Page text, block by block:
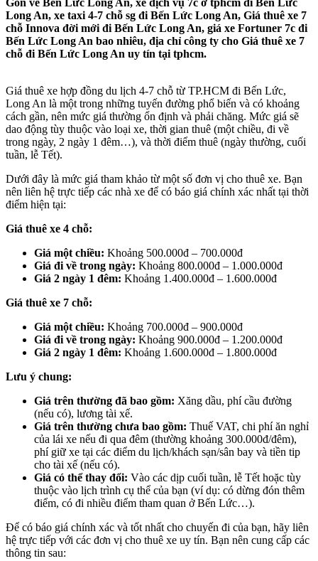
Gòn về Bến Lức Long An, xe dịch vụ 7c ở tphcm đi Bến Lức
Long An, xe taxi 4-7 chỗ sg đi Bến Lức Long An, Giá thuê xe 7
chỗ Innova đời mới đi Bến Lức Long An, giá xe Fortuner 7c đi
Bến Lức Long An bao nhiêu, địa chỉ công ty cho Giá thuê xe 7
chỗ đi Bến Lức Long An uy tín tại tphcm.
Giá thuê xe hợp đồng du lịch 4-7 chỗ từ TP.HCM đi Bến Lức,
Long An là một trong những tuyến đường phổ biến và có khoảng
cách gần, nên mức giá thường ổn định và phải chăng. Mức giá sẽ
dao động tùy thuộc vào loại xe, thời gian thuê (một chiều, đi về
trong ngày, 2 ngày 1 đêm…), và thời điểm thuê (ngày thường, cuối
tuần, lễ Tết).
Dưới đây là mức giá tham khảo từ một số đơn vị cho thuê xe. Bạn
nên liên hệ trực tiếp các nhà xe để có báo giá chính xác nhất tại thời
điểm hiện tại:
Giá thuê xe 4 chỗ:
Giá một chiều: Khoảng 500.000đ – 700.000đ
Giá đi về trong ngày: Khoảng 800.000đ – 1.000.000đ
Giá 2 ngày 1 đêm: Khoảng 1.400.000đ – 1.600.000đ
Giá thuê xe 7 chỗ:
Giá một chiều: Khoảng 700.000đ – 900.000đ
Giá đi về trong ngày: Khoảng 900.000đ – 1.200.000đ
Giá 2 ngày 1 đêm: Khoảng 1.600.000đ – 1.800.000đ
Lưu ý chung:
Giá trên thường đã bao gồm: Xăng dầu, phí cầu đường
(nếu có), lương tài xế.
Giá trên thường chưa bao gồm: Thuế VAT, chi phí ăn nghỉ
của lái xe nếu đi qua đêm (thường khoảng 300.000đ/đêm),
phí giữ xe tại các điểm du lịch/khách sạn/sân bay và tiền tip
cho tài xế (nếu có).
Giá có thể thay đổi: Vào các dịp cuối tuần, lễ Tết hoặc tùy
thuộc vào lịch trình cụ thể của bạn (ví dụ: có dừng đón thêm
điểm, có đi nhiều điểm tham quan ở Bến Lức…).
Để có báo giá chính xác và tốt nhất cho chuyến đi của bạn, hãy liên
hệ trực tiếp với các đơn vị cho thuê xe uy tín. Bạn nên cung cấp các
thông tin sau: